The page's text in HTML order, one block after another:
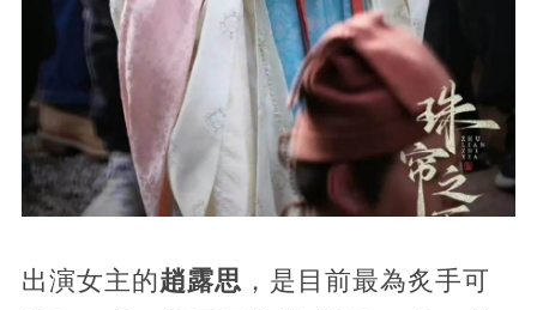
出演女主的趙露思 ，是目前最為炙手可